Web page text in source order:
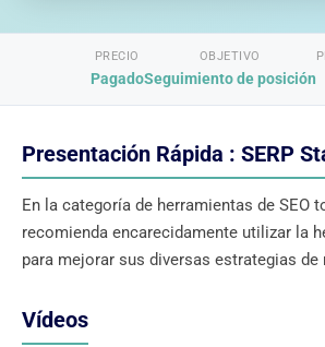
PRECIO
Pagado
OBJETIVO
Seguimiento de posición
Presentación Rápida : SERP
En la categoría de herramientas de SEO
recomienda encarecidamente utilizar la
para mejorar sus diversas estrategias de
Vídeos